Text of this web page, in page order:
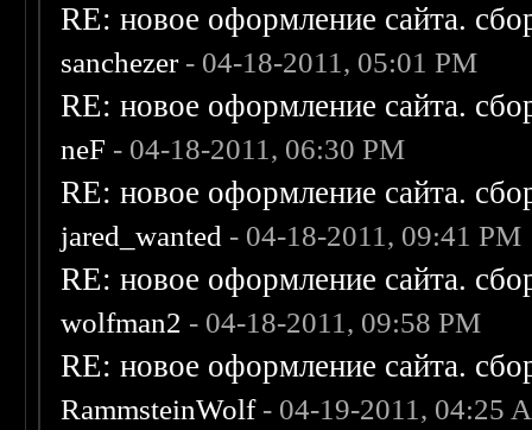
RE: новое оформление сайта.
sanchezer- 04-18-2011, 05:01 PM
RE: новое оформление сайта.
neF - 04-18-2011, 06:30 PM
RE: новое оформление сайта.
jared_wanted - 04-18-2011, 09:41 PM
RE: новое оформление сайта.
wolfman2 - 04-18-2011, 09:58 PM
RE: новое оформление сайта.
RammsteinWolf- 04-19-2011, 04:25